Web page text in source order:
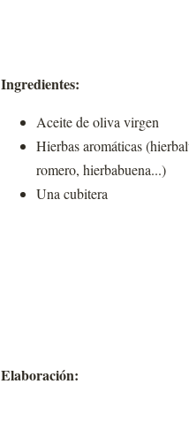
Ingredientes:
Aceite de oliva virgen
Hierbas aromáticas
romero, hierbabuena...)
Una cubitera
Elaboración: